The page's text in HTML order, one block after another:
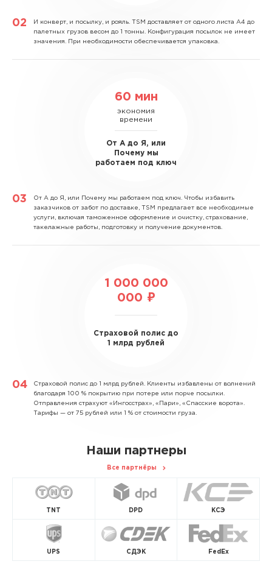
И конверт, и посылку, и рояль. TSM доставляет от одного листа А4 до
палетных грузов весом до 1 тонны. Конфигурация посылок не имеет
значения. При необходимости обеспечивается упаковка.
60 мин
экономия
времени
От А до Я, или
Почему мы
работаем под ключ
От А до Я, или Почему мы работаем под ключ. Чтобы избавить
заказчиков от забот по доставке, TSM предлагает все необходимые
услуги, включая таможенное оформление и очистку, страхование,
такелажные работы, подготовку и получение документов.
1 000 000
000 ₽
Страховой полис до
1 млрд рублей
Страховой полис до 1 млрд рублей. Клиенты избавлены от волнений
благодаря 100 % покрытию при потере или порче посылки.
Отправления страхуют «Ингосстрах», «Пари», «Спасские ворота».
Тарифы — от 75 рублей или 1 % от стоимости груза.
Наши партнеры
Все партнёры
TNT DPD КСЭ
UPS СДЭК FedEx